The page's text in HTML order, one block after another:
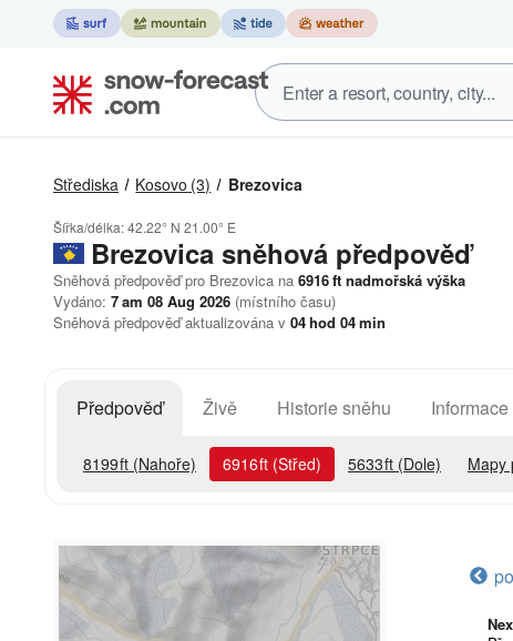
Střediska Kosovo (3) Brezovica
Šířka/délka:42.22° N 21.00° E
Brezovica sněhová předpověď
Sněhová předpověď pro Brezovica na 6916ft nadmořská výška
Vydáno: 7 am 08 Aug 2026 (místního času)
Sněhová předpověď aktualizována v 04hod 04min
Předpověď Živě Historie sněhu
8199ft (Nahoře) 6916ft (Střed) 5633ft (Dole) Mapy